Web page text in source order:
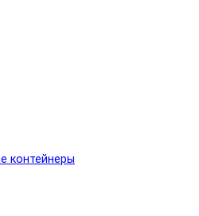
контейнеры